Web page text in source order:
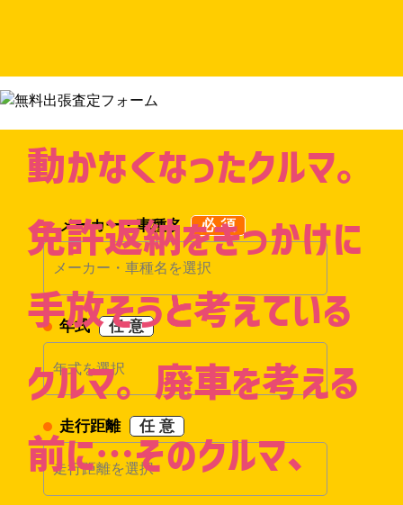
メーカー・車種名 必 須
年式 任 意
走行距離 任 意
動かなくなったクルマ。
免許返納をきっかけに
手放そうと考えている
クルマ。廃車を考える
前に…そのクルマ、